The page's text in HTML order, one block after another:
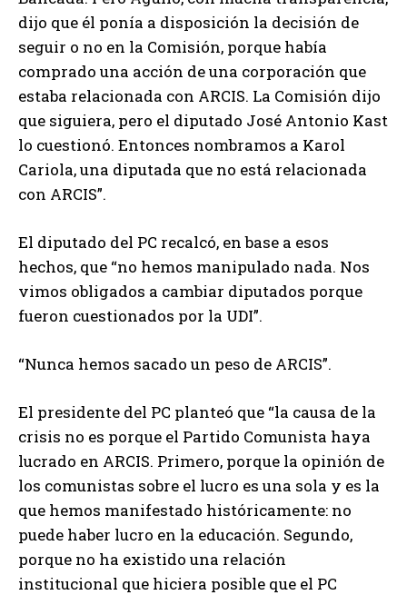
dijo que él ponía a disposición la decisión de
seguir o no en la Comisión, porque había
comprado una acción de una corporación que
estaba relacionada con ARCIS. La Comisión dijo
que siguiera, pero el diputado José Antonio Kast
lo cuestionó. Entonces nombramos a Karol
Cariola, una diputada que no está relacionada
con ARCIS”.
El diputado del PC recalcó, en base a esos
hechos, que “no hemos manipulado nada. Nos
vimos obligados a cambiar diputados porque
fueron cuestionados por la UDI”.
“Nunca hemos sacado un peso de ARCIS”.
El presidente del PC planteó que “la causa de la
crisis no es porque el Partido Comunista haya
lucrado en ARCIS. Primero, porque la opinión de
los comunistas sobre el lucro es una sola y es la
que hemos manifestado históricamente: no
puede haber lucro en la educación. Segundo,
porque no ha existido una relación
institucional que hiciera posible que el PC